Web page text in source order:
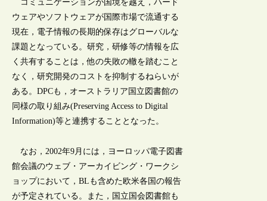
コミュニケーションが国境を越え，ハード
ウェアやソフトウェアが国際市場で流通する
現在，電子情報の長期的保存はグローバルな
課題となっている。研究，研修等の情報を広
く共有することは，他の失敗の轍を踏むこと
なく，研究開発のコストを抑制するねらいが
ある。DPCも，オーストラリア国立図書館の
同様の取り組み(Preserving Access to Digital
Information)等と連携することとなった。
なお，2002年9月には，ヨーロッパ電子図書
館会議のウェブ・アーカイビング・ワークシ
ョップにおいて，BLも含めた欧米各国の報告
が予定されている。また，国立国会図書館も